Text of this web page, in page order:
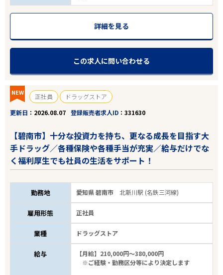
詳細を見る
この求人に問い合わせる
NEW 正社員
ドラッグストア
更新日
2026.08.07 登録販売者求人ID 331630
【碧南市】十分な投資力を持ち、更なる成長を目指す大
手ドラッグ／各種保険や各種手当が充実／給与だけでな
く福利厚生でも社員の生活をサポート！
勤務地 愛知県 碧南市 北新川駅 (名鉄三河線)
雇用形態 正社員
業種 ドラッグストア
給与
【月給】210,000円～380,000円
※ご経験・勤務区分等により決定します